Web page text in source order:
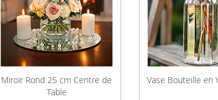
Miroir Rond 25 cm Centre de
Table
Vase Bouteille en